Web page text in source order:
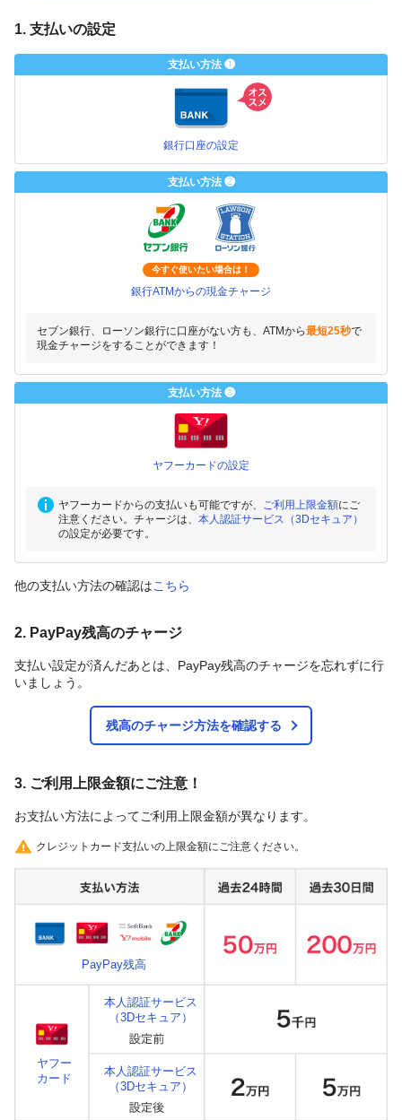
1. 支払いの設定
支払い方法 ❶
銀行口座の設定
支払い方法 ❷
今すぐ使いたい場合は！
銀行ATMからの現金チャージ
セブン銀行、ローソン銀行に口座がない方も、ATMから最短25秒で
現金チャージをすることができます！
支払い方法 ❸
ヤフーカードの設定
ヤフーカードからの支払いも可能ですが、 ご利用上限金額にご
注意ください。チャージは、 本人認証サービス（3Dセキュア）
の設定が必要です。
他の支払い方法の確認はこちら
2. PayPay残高のチャージ
支払い設定が済んだあとは、PayPay残高のチャージを忘れずに行
いましょう。
残高のチャージ方法を確認する
3. ご利用上限金額にご注意！
お支払い方法によってご利用上限金額が異なります。
クレジットカード支払いの上限金額にご注意ください。
PayPay残高
ヤフー
カード
本人認証サービス
（3Dセキュア）
本人認証サービス
（3Dセキュア）